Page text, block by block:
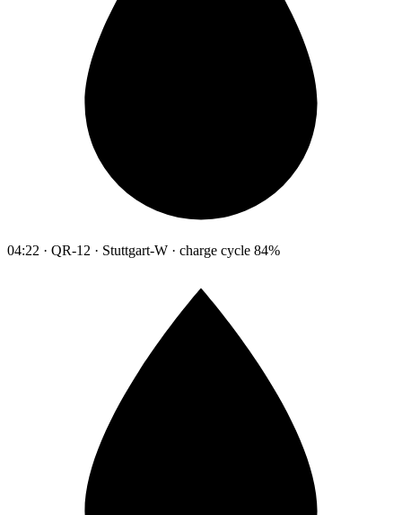
04:22 · QR-12 · Stuttgart-W · charge cycle 84%